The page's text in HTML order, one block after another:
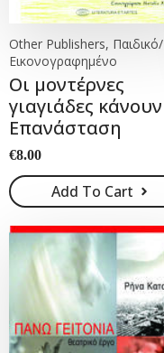
Other Publishers, Παιδικό/
Εικονογραφημένο
Οι μοντέρνες
γιαγιάδες κάνουν
Επανάσταση
€8.00
Add To Cart